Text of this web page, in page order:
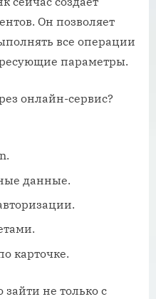
Он позволяет
все операции
параметры.
онлайн-сервис?
данные.
карточке.
не только с